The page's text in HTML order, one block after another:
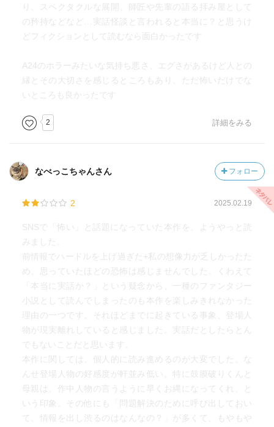
り、スペクタクルな展開、師匠や先輩の語る拝み屋として
の矜持などなど…実話怪談と言われると本当に？と思うけ
どフィクションとして読むなら面白かったです
A24のホラーみたいな気持ち悪さ、エグさがあるけど人との
縁とその大切さを感じるところもあり、ただ怖いだけでな
いところも良かったです
2 詳細をみる
なべっこちゃんさん フォロー
2 2025.02.19
SNSで「怖い」と話題になっていた本作を、ようやっと読
みました。
前情報でハードルを上げ過ぎた+私の想像力が乏しかったた
め、思っていたほどの恐怖は感じませんでした。くわえて
「本当に実話か？」という疑念から、一種のファンタジー
小説として読んでしまったのも本作を楽しみきれなかった
理由の一つです。それほどまでに起きている事象、登場人
物が現実離れしていると感じました。実話だとしたらとん
でもないことだと思います。
本作に関しては、個人的に読み進めるのが大変でした。な
んせ登場人物の好感度が軒並み低い。特に鼓膜破りくんと
母親は、作中人物の言うように早くお縄になってくれ、と
いう印象。その他にも「問題解決のために呼び出しておい
て、情報を出し渋るのはなんなの？」が多くて、もやもや